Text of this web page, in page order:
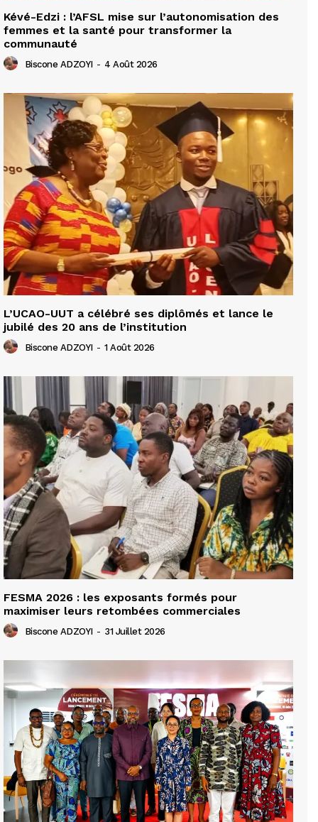
Kévé-Edzi : l’AFSL mise sur l’autonomisation des
femmes et la santé pour transformer la
communauté
Biscone ADZOYI - 4 Août 2026
L’UCAO-UUT a célébré ses diplômés et lance le
jubilé des 20 ans de l’institution
Biscone ADZOYI - 1 Août 2026
FESMA 2026 : les exposants formés pour
maximiser leurs retombées commerciales
Biscone ADZOYI - 31 Juillet 2026